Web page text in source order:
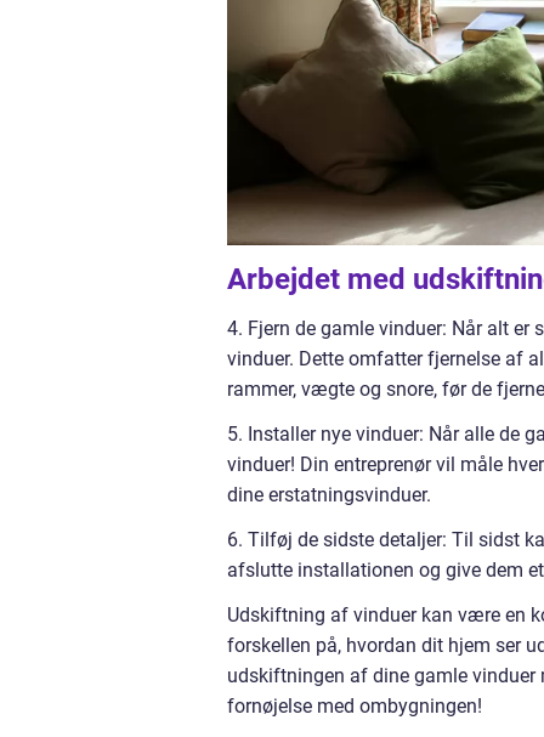
Arbejdet med
4. Fjern de gamle vinduer: Når alt er
vinduer. Dette omfatter fjernelse af
rammer, vægte og snore, før de
5. Installer nye vinduer: Når alle de
vinduer! Din entreprenør vil måle
dine erstatningsvinduer.
6. Tilføj de sidste detaljer: Til sidst
afslutte installationen og give dem
Udskiftning af vinduer kan være en
forskellen på, hvordan dit hjem ser
udskiftningen af dine gamle vinduer
fornøjelse med ombygningen!